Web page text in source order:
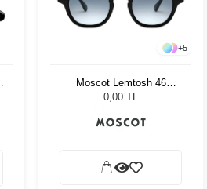
+5
Moscot Lemtosh 46
Tortoise American Grey
Fade
0,00 TL